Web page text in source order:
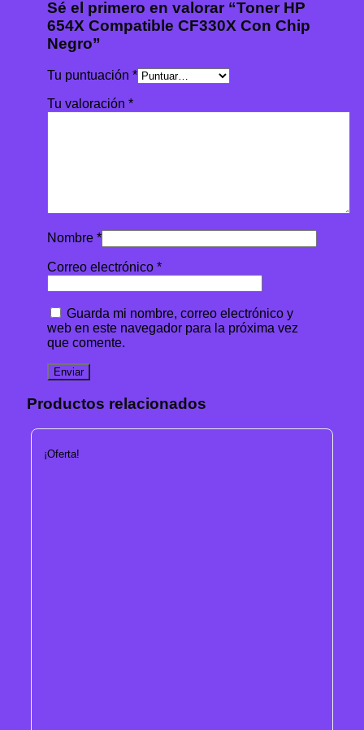
Sé el primero en valorar “Toner HP
654X Compatible CF330X Con Chip
Negro”
Tu puntuación *
Tu valoración *
Nombre *
Correo electrónico *
Guarda mi nombre, correo electrónico y
web en este navegador para la próxima vez
que comente.
Productos relacionados
¡Oferta!